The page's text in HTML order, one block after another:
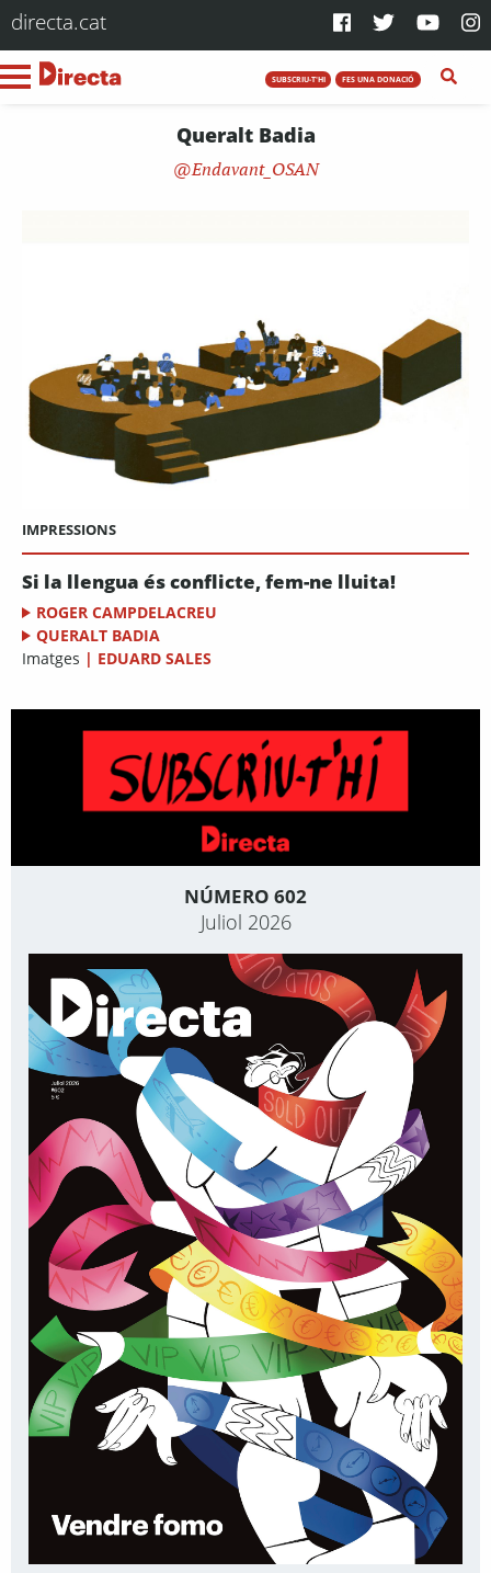
directa.cat
SUBSCRIU-T'HI FES UNA DONACIÓ
Queralt Badia
Endavant_OSAN
IMPRESSIONS
Si la llengua és conflicte, fem-ne lluita!
ROGER CAMPDELACREU
QUERALT BADIA
Imatges | EDUARD SALES
NÚMERO 602
Juliol 2026